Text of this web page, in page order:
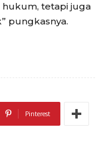
hukum, tetapi juga
pungkasnya.
Pinterest